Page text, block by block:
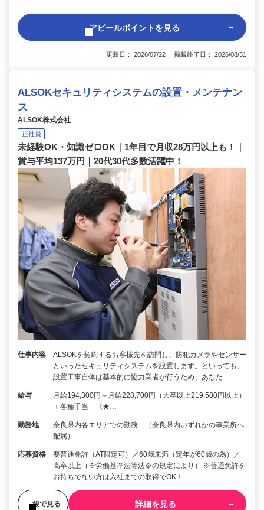
アピールポイントを見る
更新日： 2026/07/22 掲載終了日： 2026/08/31
ALSOKセキュリティシステムの設置・メンテナン
ス
ALSOK株式会社
正社員
未経験OK・知識ゼロOK｜1年目で月収28万円以上も！｜
賞与平均137万円｜20代30代多数活躍中！
仕事内容
ALSOKを契約するお客様先を訪問し、防犯カメラやセンサー
といったセキュリティシステムを設置します。といっても、
設置工事自体は基本的に協力業者が行うため、あなた…
給与
月給194,300円～月給228,700円（大卒以上219,500円以上）
＋各種手当 《★…
勤務地
奈良県内各エリアでの勤務 （奈良県内いずれかの事業所へ
配属）
応募資格
要普通免許（AT限定可）／60歳未満（定年が60歳の為）／
高卒以上（※労働基準法等法令の規定により） ※普通免許を
お持ちでない方は入社までの取得でOK！
後で見る 詳細を見る